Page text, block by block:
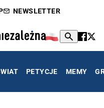
NEWSLETTER
PETYCJE MEMY